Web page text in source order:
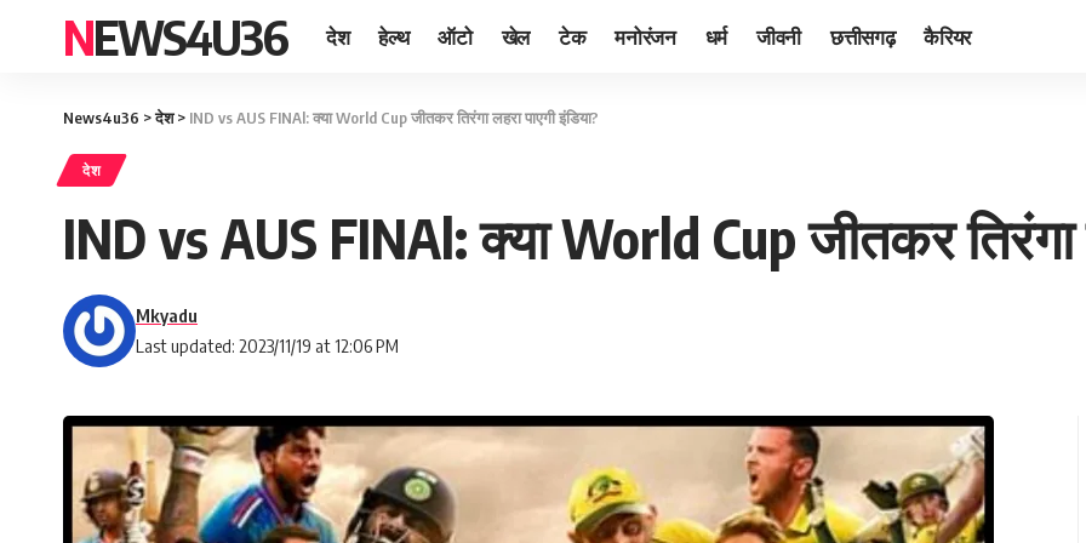
NEWS4U36 देश हेल्थ ऑटो खेल टेक मनोरंजन धर्म जीवनी छत्तीसगढ़ कैरियर
News4u36 >देश> IND vs AUS FINAl: क्या World Cup जीतकर तिरंगा लहरा पाएगी इंडिया?
देश
IND vs AUS FINAl: क्या World Cup जीतकर तिरंगा
Last updated: 2023/11/19 at 12:06 PM
Mkyadu